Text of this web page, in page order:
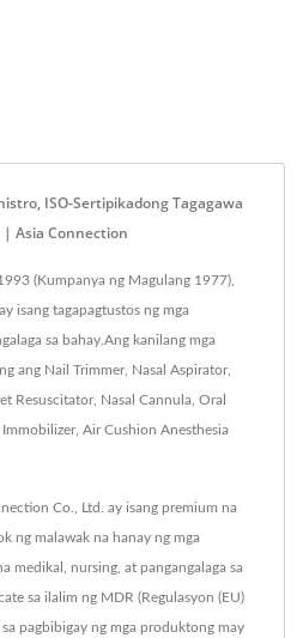
ISO-Sertipikadong Tagagawa
| Asia Connection
(Kumpanya ng Magulang 1977),
isang tagapagtustos ng mga
sa bahay.Ang kanilang mga
ang Nail Trimmer, Nasal Aspirator,
Resuscitator, Nasal Cannula, Oral
Air Cushion Anesthesia
Co., Ltd. ay isang premium na
ng malawak na hanay ng mga
medikal, nursing, at pangangalaga sa
sa ilalim ng MDR (Regulasyon (EU)
pagbibigay ng mga produktong may